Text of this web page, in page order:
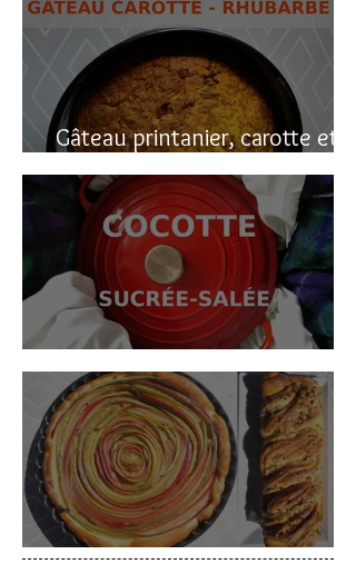
Gâteau printanier, carotte et
rhubarbe
Cocotte sucrée-salée